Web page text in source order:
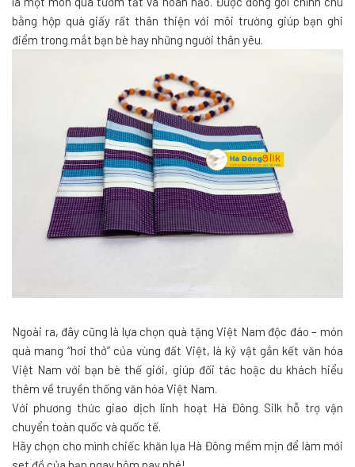
bằng hộp quà giấy rất thân thiện với môi trường giúp bạn ghi
điểm trong mắt bạn bè hay những người thân yêu.
Ngoài ra, đây cũng là lựa chọn quà tặng Việt Nam độc đáo – món
quà mang “hơi thở” của vùng đất Việt, là kỷ vật gắn kết văn hóa
Việt Nam với bạn bè thế giới, giúp đối tác hoặc du khách hiểu
thêm về truyền thống văn hóa Việt Nam.
Với phương thức giao dịch linh hoạt Hà Đông Silk hỗ trợ vận
chuyển toàn quốc và quốc tế.
Hãy chọn cho mình chiếc khăn lụa Hà Đông mềm mịn để làm mới